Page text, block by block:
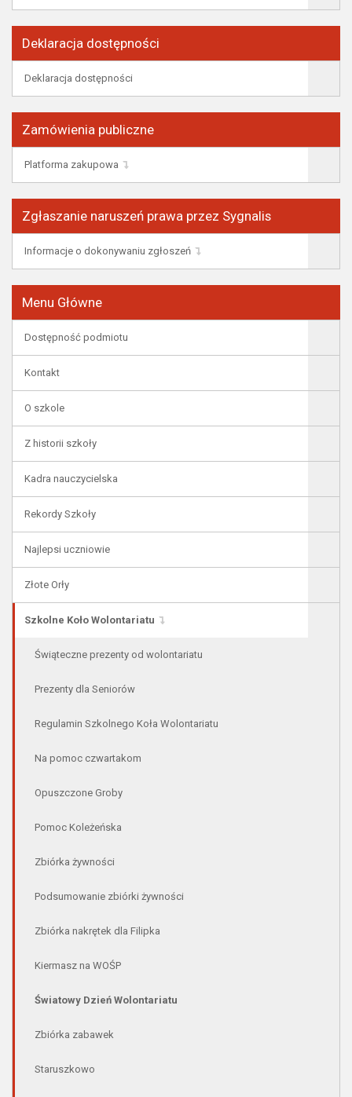
Deklaracja dostępności
Deklaracja dostępności
Zamówienia publiczne
Platforma zakupowa
Zgłaszanie naruszeń prawa przez Sygnalis
Informacje o dokonywaniu zgłoszeń
Menu Główne
Dostępność podmiotu
Kontakt
O szkole
Z historii szkoły
Kadra nauczycielska
Rekordy Szkoły
Najlepsi uczniowie
Złote Orły
Szkolne Koło Wolontariatu
Świąteczne prezenty od wolontariatu
Prezenty dla Seniorów
Regulamin Szkolnego Koła Wolontariatu
Na pomoc czwartakom
Opuszczone Groby
Pomoc Koleżeńska
Zbiórka żywności
Podsumowanie zbiórki żywności
Zbiórka nakrętek dla Filipka
Kiermasz na WOŚP
Światowy Dzień Wolontariatu
Zbiórka zabawek
Staruszkowo